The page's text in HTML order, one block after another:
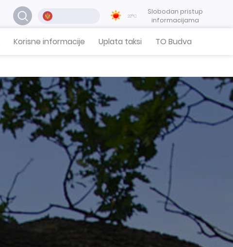
22°C
Slobodan pristup
informacijama
Korisne informacije Uplata taksi TO Budva